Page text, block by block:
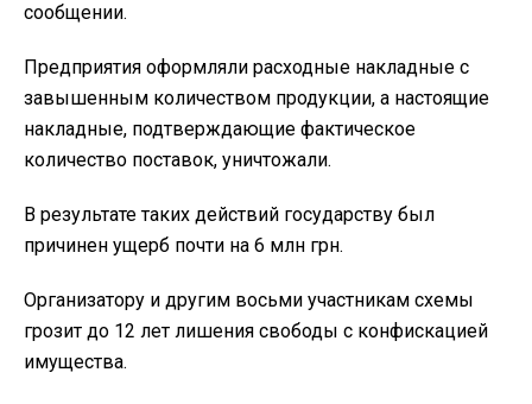
сообщении.
Предприятия оформляли расходные накладные с
завышенным количеством продукции, а настоящие
накладные, подтверждающие фактическое
количество поставок, уничтожали.
В результате таких действий государству был
причинен ущерб почти на 6 млн грн.
Организатору и другим восьми участникам схемы
грозит до 12 лет лишения свободы с конфискацией
имущества.